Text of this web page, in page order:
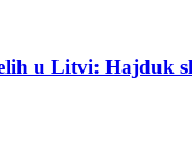
u Litvi: Hajduk